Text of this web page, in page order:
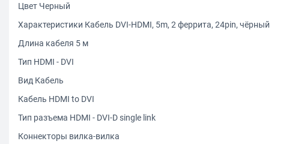
Цвет Черный
Характеристики Кабель DVI-HDMI, 5m, 2 феррита, 24pin, чёрный
Длина кабеля 5 м
Тип HDMI - DVI
Вид Кабель
Кабель HDMI to DVI
Тип разъема HDMI - DVI-D single link
Коннекторы вилка-вилка